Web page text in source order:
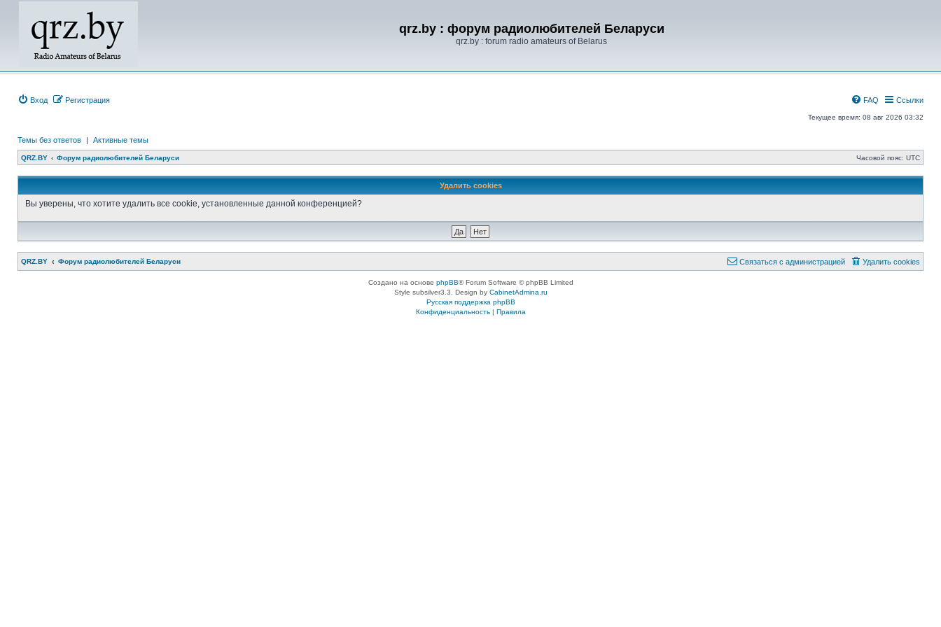
qrz.by : форум радиолюбителей Беларуси
qrz.by : forum radio amateurs of Belarus
Вход Регистрация Ссылки
FAQ
Текущее время: 08 авг 2026 03:32
Темы без ответов | Активные темы
QRZ.BY Форум радиолюбителей Беларуси Часовой пояс: UTC
Удалить cookies
Вы уверены, что хотите удалить все cookie, установленные данной конференцией?
QRZ.BY Форум радиолюбителей Беларуси Удалить cookies
Связаться с администрацией
Создано на основе phpBB® Forum Software © phpBB Limited
Style subsilver3.3. Design by CabinetAdmina.ru
Русская поддержка phpBB
Конфиденциальность| Правила